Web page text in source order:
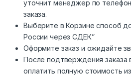
уточнит менеджер по
заказа.
Выберите в Корзине способ
России через СДЕК”
Оформите заказ и ожидайте
После подтверждения заказа
оплатить полную стоимость